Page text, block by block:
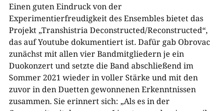
Einen guten Eindruck von der
Experimentierfreudigkeit des Ensembles bietet das
Projekt „Transhistria Deconstructed/Reconstructed“,
das auf Youtube dokumentiert ist. Dafür gab Obrovac
zunächst mit allen vier Bandmitgliedern je ein
Duokonzert und setzte die Band abschließend im
Sommer 2021 wieder in voller Stärke und mit den
zuvor in den Duetten gewonnenen Erkenntnissen
zusammen. Sie erinnert sich: „Als es in der